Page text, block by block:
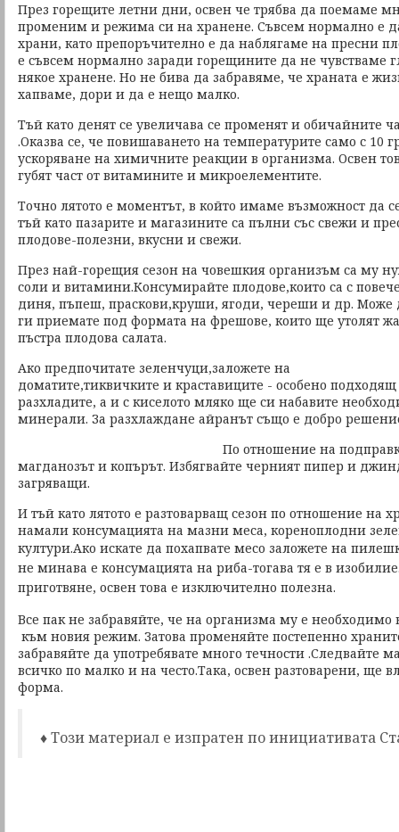
През горещите летни дни, освен че трябва да поемаме
променим и режима си на хранене. Съвсем нормално е
храни, като препоръчително е да наблягаме на пресни
е съвсем нормално заради горещините да не чувстваме
някое хранене. Но не бива да забравяме, че храната е
хапваме, дори и да е нещо малко.
Тъй като денят се увеличава се променят и обичайните
.Оказва се, че повишаването на температурите само с 10
ускоряване на химичните реакции в организма. Освен
губят част от витамините и микроелементите.
Точно лятото е моментът, в който имаме възможност да
тъй като пазарите и магазините са пълни със свежи и
плодове-полезни, вкусни и свежи.
През най-горещия сезон на човешкия организъм са му
соли и витамини.Консумирайте плодове,които са с
диня, пъпеш, праскови,круши, ягоди, череши и др. Може
ги приемате под формата на фрешове, които ще утолят
пъстра плодова салата.
Ако предпочитате зеленчуци,заложете на
доматите,тиквичките и краставиците - особено
разхладите, а и с киселото мляко ще си набавите
минерали. За разхлаждане айранът също е добро
По отношение на
магданозът и копърът. Избягвайте черният пипер и
загряващи.
И тъй като лятото е разтоварващ сезон по отношение на
намали консумацията на мазни меса, кореноплодни
култури.Ако искате да похапвате месо заложете на
не минава е консумацията на риба-тогава тя е в
приготвяне, освен това е изключително полезна.
Все пак не забравяйте, че на организма му е необходимо
към новия режим. Затова променяйте постепенно
забравяйте да употребявате много течности .Следвайте
всичко по малко и на често.Така, освен разтоварени, ще
форма.
♦ Този материал е изпратен по инициативата